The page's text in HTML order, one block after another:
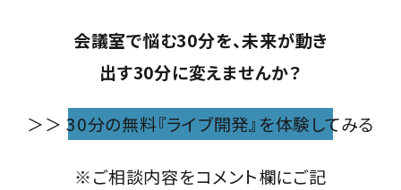
会議室で悩む30分を、未来が動き
出す30分に変えませんか？
＞＞ 30分の無料『ライブ開発』を体験してみる
※ご相談内容をコメント欄にご記